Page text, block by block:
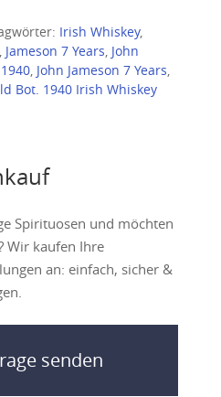
Irish Whiskey,
Jameson 7 Years, John
, John Jameson 7 Years,
Bot. 1940 Irish Whiskey
Spirituosen und möchten
Wir kaufen Ihre
an: einfach, sicher &
senden